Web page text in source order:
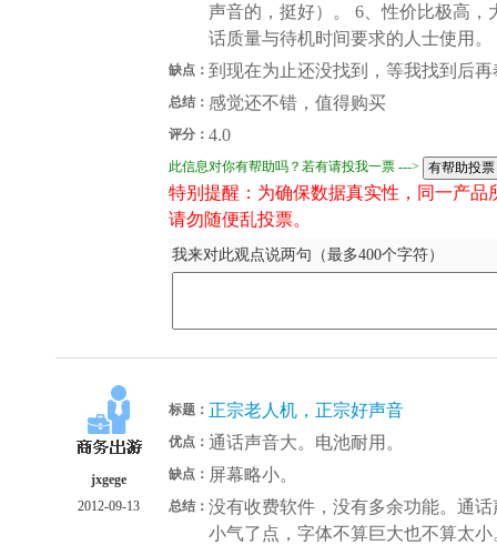
声音的，挺好）。 6、性价比极高
话质量与待机时间要求的人士使用。
缺点： 到现在为止还没找到，等我找到后
总结： 感觉还不错，值得购买
评分： 4.0
此信息对你有帮助吗？若有请投我一票 --->
特别提醒：为确保数据真实性，同一产
请勿随便乱投票。
我来对此观点说两句（最多400个字符）
jxgege
2012-09-13
标题： 正宗老人机，正宗好声音
优点： 通话声音大。电池耐用。
缺点： 屏幕略小。
总结： 没有收费软件，没有多余功能。通
小气了点，字体不算巨大也不算太